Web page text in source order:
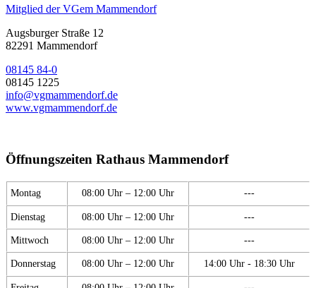
Mitglied der VGem Mammendorf
Augsburger Straße 12
82291 Mammendorf
08145 84-0
08145 1225
info@vgmammendorf.de
www.vgmammendorf.de
Öffnungszeiten Rathaus Mammendorf
Montag 08:00 Uhr – 12:00 Uhr ---
Dienstag 08:00 Uhr – 12:00 Uhr ---
Mittwoch 08:00 Uhr – 12:00 Uhr ---
Donnerstag 08:00 Uhr – 12:00 Uhr 14:00 Uhr - 18:30 Uhr